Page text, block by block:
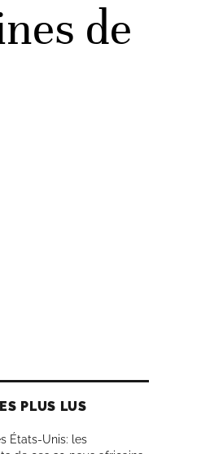
de
PLUS LUS
États-Unis: les